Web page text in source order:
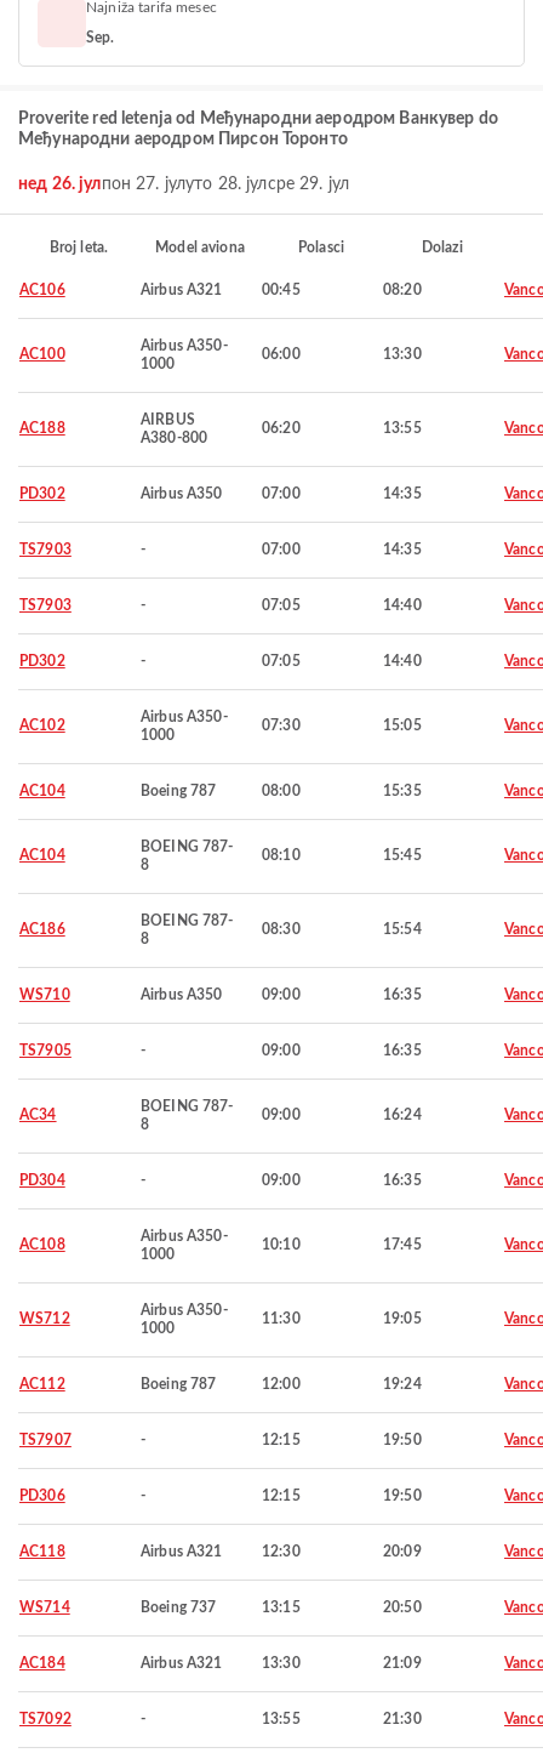
Najniža tarifa mesec
Sep.
Proverite red letenja od Међународни аеродром Ванкувер do
Међународни аеродром Пирсон Торонто
нед 26. јулпон 27. јулуто 28. јулсре 29. јул
Broj leta. Model aviona Polasci Dolazi
AC106 Airbus A321 00:45 08:20
AC100
Airbus A350-
1000
06:00 13:30
AC188
AIRBUS
A380-800
06:20 13:55
PD302 Airbus A350 07:00 14:35
TS7903 - 07:00 14:35
TS7903 - 07:05 14:40
PD302 - 07:05 14:40
AC102
Airbus A350-
1000
07:30 15:05
AC104 Boeing 787 08:00 15:35
AC104
BOEING 787-
8
08:10 15:45
AC186
BOEING 787-
8
08:30 15:54
WS710 Airbus A350 09:00 16:35
TS7905 - 09:00 16:35
AC34
BOEING 787-
8
09:00 16:24
PD304 - 09:00 16:35
AC108
Airbus A350-
1000
10:10 17:45
WS712
Airbus A350-
1000
11:30 19:05
AC112 Boeing 787 12:00 19:24
TS7907 - 12:15 19:50
PD306 - 12:15 19:50
AC118 Airbus A321 12:30 20:09
WS714 Boeing 737 13:15 20:50
AC184 Airbus A321 13:30 21:09
TS7092 - 13:55 21:30